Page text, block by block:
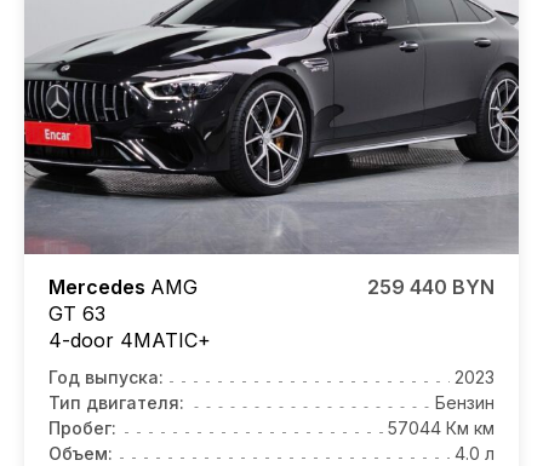
Mercedes AMG
GT 63
4-door 4MATIC+
259 440 BYN
Год выпуска:
2023
Тип двигателя:
Бензин
Пробег:
57044 Км км
Объем:
4.0 л